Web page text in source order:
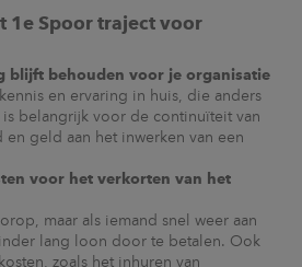
1e Spoor traject voor
blijft behouden voor je organisatie
en ervaring in huis, die anders
belangrijk voor de continuïteit van
en geld aan het inwerken van een
voor het verkorten van het
maar als iemand snel weer aan
lang loon door te betalen. Ook
zoals het inhuren van